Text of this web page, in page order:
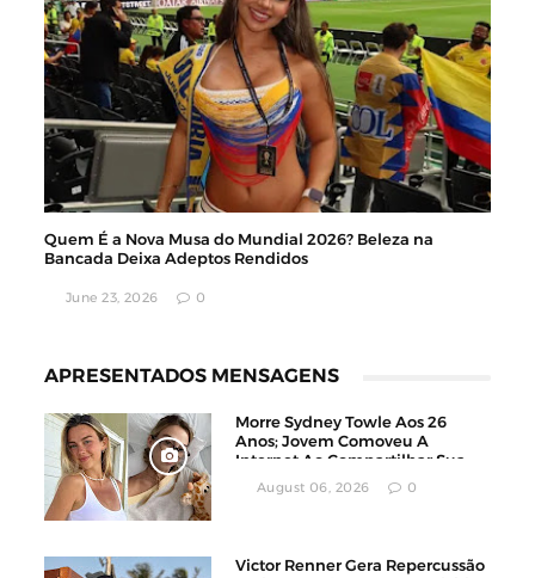
Quem É a Nova Musa do Mundial 2026? Beleza na
Bancada Deixa Adeptos Rendidos
June 23, 2026 0
APRESENTADOS MENSAGENS
Morre Sydney Towle Aos 26
Anos; Jovem Comoveu A
Internet Ao Compartilhar Sua
Luta Contra O Câncer
August 06, 2026 0
Victor Renner Gera Repercussão